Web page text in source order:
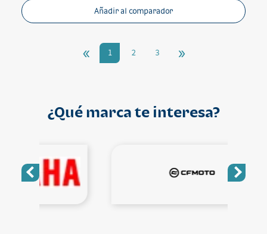
Añadir al comparador
« 1 2 3 »
¿Qué marca te interesa?